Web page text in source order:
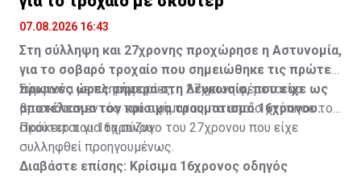
07.08.2026 16:43
Στη σύλληψη και 27χρονης προχώρησε η Αστυνομία,
για το σοβαρό τροχαίο που σημειώθηκε τις πρώτες
πρωινές ώρες σήμερα στη Λευκωσία, που είχε ως
αποτέλεσμα τον κρίσιμο τραυματισμό 16χρονου.
Σύμφωνα με πληροφορίες, η 27χρονη φέρεται να
βρισκόταν εντός του οχήματος, το οποίο χτύπησε το
σκούτερ του 16χρονου.
Πρόκειται για τη σύζυγο του 27χρονου που είχε
συλληφθεί προηγουμένως.
Διαβάστε επίσης: Κρίσιμα 16χρονος οδηγός